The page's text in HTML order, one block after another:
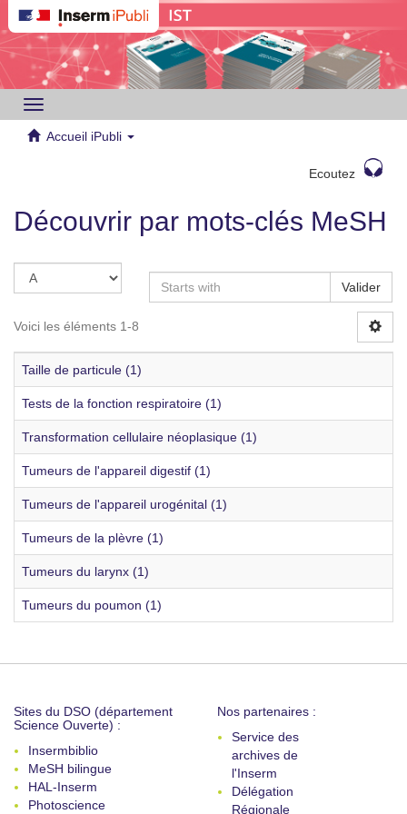
Toggle
navigation
Accueil iPubli
Ecoutez
Découvrir par mots-clés MeSH
Valider
Voici les éléments 1-8
Taille de particule (1)
Tests de la fonction respiratoire (1)
Transformation cellulaire néoplasique (1)
Tumeurs de l'appareil digestif (1)
Tumeurs de l'appareil urogénital (1)
Tumeurs de la plèvre (1)
Tumeurs du larynx (1)
Tumeurs du poumon (1)
Sites du DSO (département
Science Ouverte) :
Insermbiblio
MeSH bilingue
HAL-Inserm
Photoscience
Nos partenaires :
Service des
archives de
l'Inserm
Délégation
Régionale